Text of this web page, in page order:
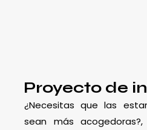
Proyecto de
¿Necesitas que las
sean más